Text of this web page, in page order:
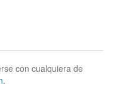
con cualquiera de
.